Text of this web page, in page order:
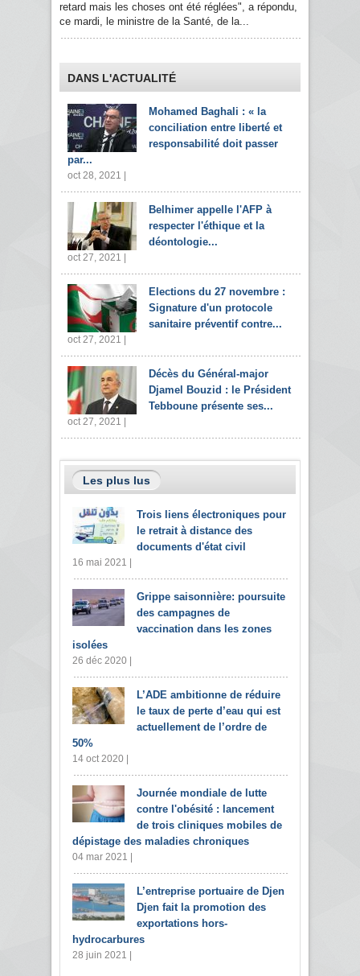
retard mais les choses ont été réglées", a répondu,
ce mardi, le ministre de la Santé, de la...
DANS L'ACTUALITÉ
Mohamed Baghali : « la
conciliation entre liberté et
responsabilité doit passer
par...
oct 28, 2021 |
Belhimer appelle l'AFP à
respecter l'éthique et la
déontologie...
oct 27, 2021 |
Elections du 27 novembre :
Signature d'un protocole
sanitaire préventif contre...
oct 27, 2021 |
Décès du Général-major
Djamel Bouzid : le Président
Tebboune présente ses...
oct 27, 2021 |
Les plus lus
Trois liens électroniques pour
le retrait à distance des
documents d'état civil
16 mai 2021 |
Grippe saisonnière: poursuite
des campagnes de
vaccination dans les zones
isolées
26 déc 2020 |
L’ADE ambitionne de réduire
le taux de perte d’eau qui est
actuellement de l’ordre de
50%
14 oct 2020 |
Journée mondiale de lutte
contre l'obésité : lancement
de trois cliniques mobiles de
dépistage des maladies chroniques
04 mar 2021 |
L’entreprise portuaire de Djen
Djen fait la promotion des
exportations hors-
hydrocarbures
28 juin 2021 |